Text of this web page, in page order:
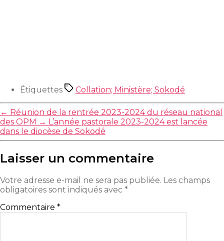
Étiquettes Collation; Ministère; Sokodé
← Réunion de la rentrée 2023-2024 du réseau national
des OPM → L’année pastorale 2023-2024 est lancée
dans le diocèse de Sokodé
Laisser un commentaire
Votre adresse e-mail ne sera pas publiée. Les champs
obligatoires sont indiqués avec *
Commentaire *